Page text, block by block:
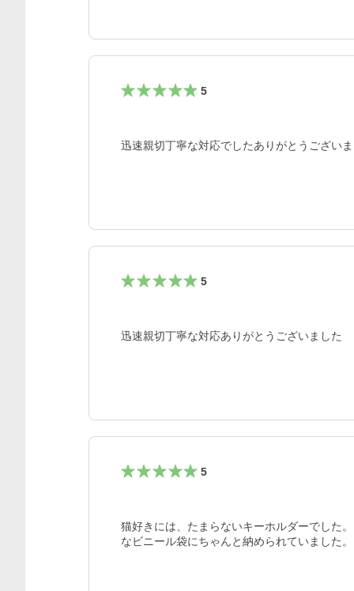
5
迅速親切丁寧な対応でしたありがとうござい
5
迅速親切丁寧な対応ありがとうございました
5
猫好きには、たまらないキーホルダーでした
なビニール袋にちゃんと納められていました。